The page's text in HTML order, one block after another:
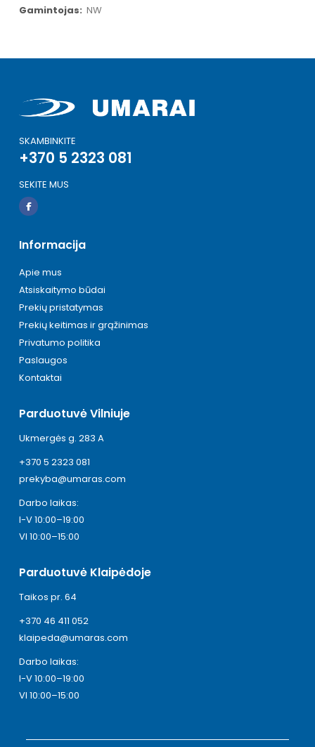
Daugiau
NW
SKAMBINKITE
+370 5 2323 081
SEKITE MUS
Informacija
Apie mus
Atsiskaitymo būdai
Prekių pristatymas
Prekių keitimas ir grąžinimas
Privatumo politika
Paslaugos
Kontaktai
Parduotuvė Vilniuje
Ukmergės g. 283 A
+370 5 2323 081
prekyba@umaras.com
Darbo laikas:
I-V 10:00–19:00
VI 10:00–15:00
Parduotuvė Klaipėdoje
Taikos pr. 64
+370 46 411 052
klaipeda@umaras.com
Darbo laikas:
I-V 10:00–19:00
VI 10:00–15:00